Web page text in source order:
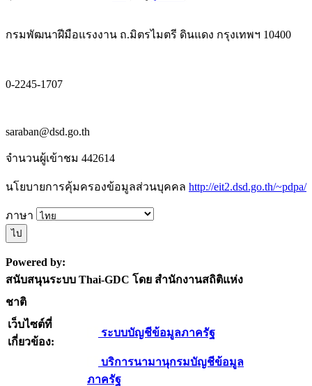
กรมพัฒนาฝีมือแรงงาน ถ.มิตรไมตรี ดินแดง กรุงเทพฯ 10400
0-2245-1707
saraban@dsd.go.th
จำนวนผู้เข้าชม 442614
นโยบายการคุ้มครองข้อมูลส่วนบุคคล http://eit2.dsd.go.th/~pdpa/
ภาษา
ไป
Powered by:
สนับสนุนระบบ Thai-GDC โดย สำนักงานสถิติแห่ง
ชาติ
เว็บไซต์ที่
เกี่ยวข้อง:
ระบบบัญชีข้อมูลภาครัฐ
บริการนามานุกรมบัญชีข้อมูล
ภาครัฐ